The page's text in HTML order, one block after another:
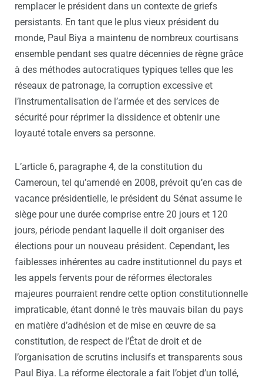
remplacer le président dans un contexte de griefs
persistants. En tant que le plus vieux président du
monde, Paul Biya a maintenu de nombreux courtisans
ensemble pendant ses quatre décennies de règne grâce
à des méthodes autocratiques typiques telles que les
réseaux de patronage, la corruption excessive et
l’instrumentalisation de l’armée et des services de
sécurité pour réprimer la dissidence et obtenir une
loyauté totale envers sa personne.
L’article 6, paragraphe 4, de la constitution du
Cameroun, tel qu’amendé en 2008, prévoit qu’en cas de
vacance présidentielle, le président du Sénat assume le
siège pour une durée comprise entre 20 jours et 120
jours, période pendant laquelle il doit organiser des
élections pour un nouveau président. Cependant, les
faiblesses inhérentes au cadre institutionnel du pays et
les appels fervents pour de réformes électorales
majeures pourraient rendre cette option constitutionnelle
impraticable, étant donné le très mauvais bilan du pays
en matière d’adhésion et de mise en œuvre de sa
constitution, de respect de l’État de droit et de
l’organisation de scrutins inclusifs et transparents sous
Paul Biya. La réforme électorale a fait l’objet d’un tollé,